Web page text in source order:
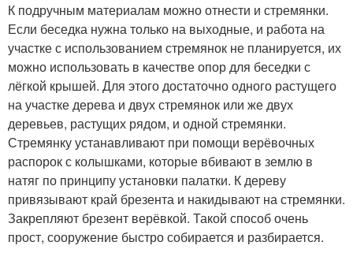
К подручным материалам можно отнести и стремянки.
Если беседка нужна только на выходные, и работа на
участке с использованием стремянок не планируется, их
можно использовать в качестве опор для беседки с
лёгкой крышей. Для этого достаточно одного растущего
на участке дерева и двух стремянок или же двух
деревьев, растущих рядом, и одной стремянки.
Стремянку устанавливают при помощи верёвочных
распорок с колышками, которые вбивают в землю в
натяг по принципу установки палатки. К дереву
привязывают край брезента и накидывают на стремянки.
Закрепляют брезент верёвкой. Такой способ очень
прост, сооружение быстро собирается и разбирается.